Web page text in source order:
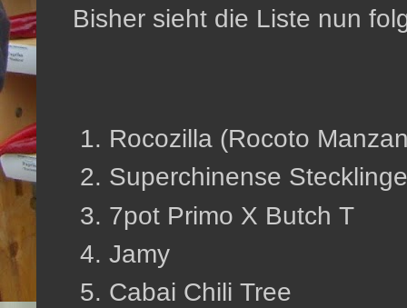
Bisher sieht die Liste nun
Rocozilla (Rocoto
Superchinense Stecklinge
7pot Primo X Butch T
Jamy
Cabai Chili Tree